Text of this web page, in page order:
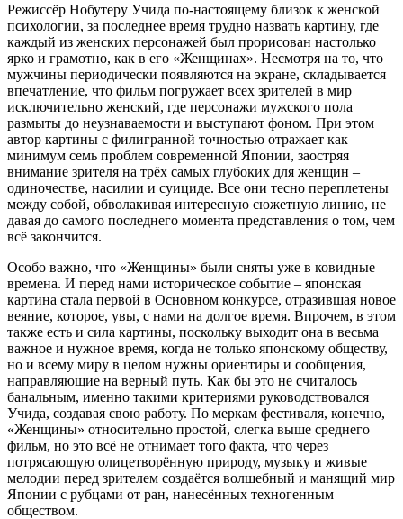
Режиссёр Нобутеру Учида по-настоящему близок к женской
психологии, за последнее время трудно назвать картину, где
каждый из женских персонажей был прорисован настолько
ярко и грамотно, как в его «Женщинах». Несмотря на то, что
мужчины периодически появляются на экране, складывается
впечатление, что фильм погружает всех зрителей в мир
исключительно женский, где персонажи мужского пола
размыты до неузнаваемости и выступают фоном. При этом
автор картины с филигранной точностью отражает как
минимум семь проблем современной Японии, заостряя
внимание зрителя на трёх самых глубоких для женщин –
одиночестве, насилии и суициде. Все они тесно переплетены
между собой, обволакивая интересную сюжетную линию, не
давая до самого последнего момента представления о том, чем
всё закончится.
Особо важно, что «Женщины» были сняты уже в ковидные
времена. И перед нами историческое событие – японская
картина стала первой в Основном конкурсе, отразившая новое
веяние, которое, увы, с нами на долгое время. Впрочем, в этом
также есть и сила картины, поскольку выходит она в весьма
важное и нужное время, когда не только японскому обществу,
но и всему миру в целом нужны ориентиры и сообщения,
направляющие на верный путь. Как бы это не считалось
банальным, именно такими критериями руководствовался
Учида, создавая свою работу. По меркам фестиваля, конечно,
«Женщины» относительно простой, слегка выше среднего
фильм, но это всё не отнимает того факта, что через
потрясающую олицетворённую природу, музыку и живые
мелодии перед зрителем создаётся волшебный и манящий мир
Японии с рубцами от ран, нанесённых техногенным
обществом.